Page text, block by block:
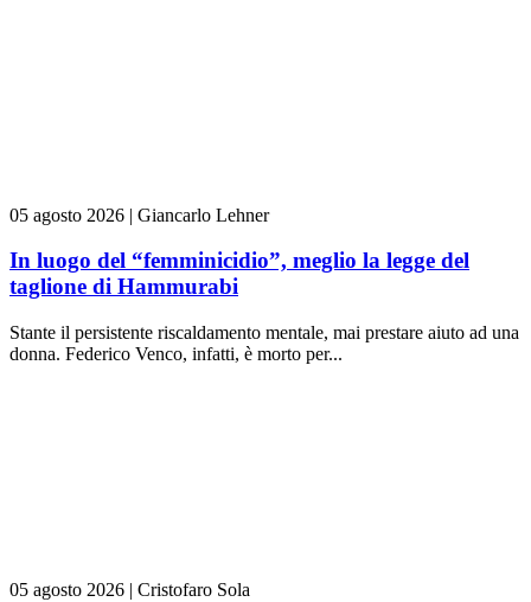
05 agosto 2026 | Giancarlo Lehner
In luogo del “femminicidio”, meglio la legge del
taglione di Hammurabi
Stante il persistente riscaldamento mentale, mai prestare aiuto ad una
donna. Federico Venco, infatti, è morto per...
05 agosto 2026 | Cristofaro Sola